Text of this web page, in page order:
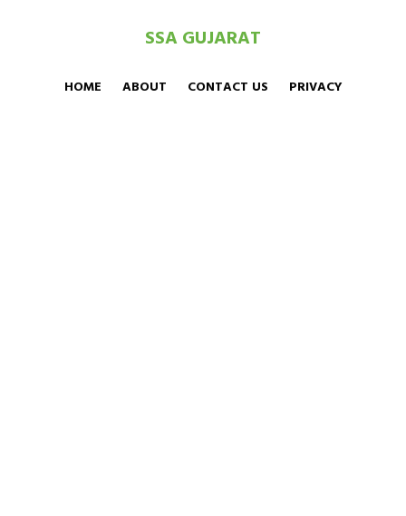
SSA GUJARAT
HOME ABOUT CONTACT US PRIVACY